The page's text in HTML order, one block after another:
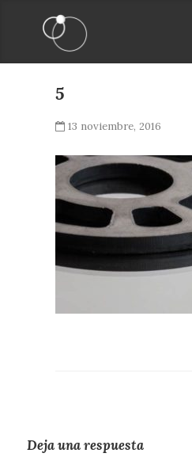
5
13 noviembre, 2016
Deja una respuesta